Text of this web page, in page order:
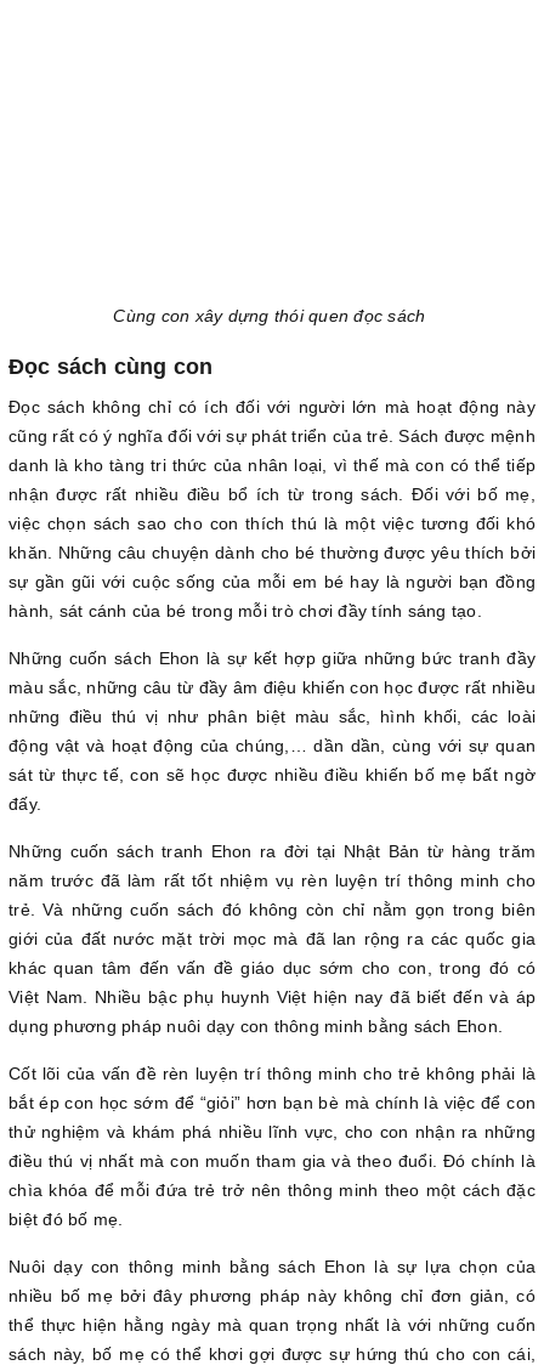
Cùng con xây dựng thói quen đọc sách
Đọc sách cùng con
Đọc sách không chỉ có ích đối với người lớn mà hoạt động này
cũng rất có ý nghĩa đối với sự phát triển của trẻ. Sách được mệnh
danh là kho tàng tri thức của nhân loại, vì thế mà con có thể tiếp
nhận được rất nhiều điều bổ ích từ trong sách. Đối với bố mẹ,
việc chọn sách sao cho con thích thú là một việc tương đối khó
khăn. Những câu chuyện dành cho bé thường được yêu thích bởi
sự gần gũi với cuộc sống của mỗi em bé hay là người bạn đồng
hành, sát cánh của bé trong mỗi trò chơi đầy tính sáng tạo.
Những cuốn sách Ehon là sự kết hợp giữa những bức tranh đầy
màu sắc, những câu từ đầy âm điệu khiến con học được rất nhiều
những điều thú vị như phân biệt màu sắc, hình khối, các loài
động vật và hoạt động của chúng,… dần dần, cùng với sự quan
sát từ thực tế, con sẽ học được nhiều điều khiến bố mẹ bất ngờ
đấy.
Những cuốn sách tranh Ehon ra đời tại Nhật Bản từ hàng trăm
năm trước đã làm rất tốt nhiệm vụ rèn luyện trí thông minh cho
trẻ. Và những cuốn sách đó không còn chỉ nằm gọn trong biên
giới của đất nước mặt trời mọc mà đã lan rộng ra các quốc gia
khác quan tâm đến vấn đề giáo dục sớm cho con, trong đó có
Việt Nam. Nhiều bậc phụ huynh Việt hiện nay đã biết đến và áp
dụng phương pháp nuôi dạy con thông minh bằng sách Ehon.
Cốt lõi của vấn đề rèn luyện trí thông minh cho trẻ không phải là
bắt ép con học sớm để “giỏi” hơn bạn bè mà chính là việc để con
thử nghiệm và khám phá nhiều lĩnh vực, cho con nhận ra những
điều thú vị nhất mà con muốn tham gia và theo đuổi. Đó chính là
chìa khóa để mỗi đứa trẻ trở nên thông minh theo một cách đặc
biệt đó bố mẹ.
Nuôi dạy con thông minh bằng sách Ehon là sự lựa chọn của
nhiều bố mẹ bởi đây phương pháp này không chỉ đơn giản, có
thể thực hiện hằng ngày mà quan trọng nhất là với những cuốn
sách này, bố mẹ có thể khơi gợi được sự hứng thú cho con cái,